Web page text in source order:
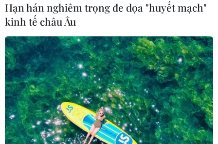
Hạn hán nghiêm trọng đe dọa "huyết mạch"
kinh tế châu Âu